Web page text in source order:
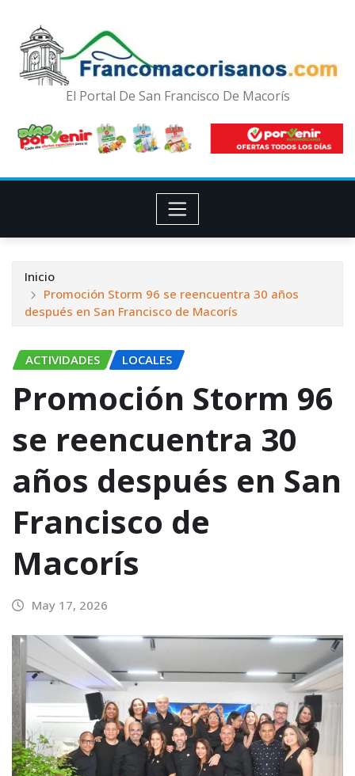
El Portal De San Francisco De Macorís
Inicio
Promoción Storm 96 se reencuentra 30 años
después en San Francisco de Macorís
ACTIVIDADES LOCALES
Promoción Storm 96
se reencuentra 30
años después en San
Francisco de
Macorís
May 17, 2026